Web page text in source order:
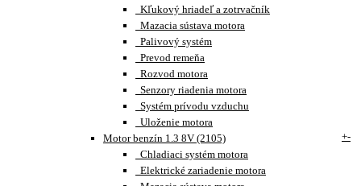
Kľukový hriadeľ a zotrvačník
Mazacia sústava motora
Palivový systém
Prevod remeňa
Rozvod motora
Senzory riadenia motora
Systém prívodu vzduchu
Uloženie motora
Motor benzín 1.3 8V (2105)
+-
Chladiaci systém motora
Elektrické zariadenie motora